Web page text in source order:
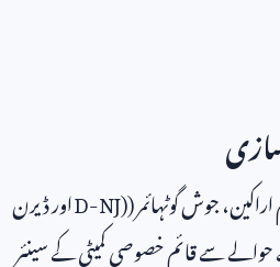
جوش گوٹہائمر (D-NJ)اور ڈیرن
حوالے سے قائم خصوصی کمیٹی کے سینئر